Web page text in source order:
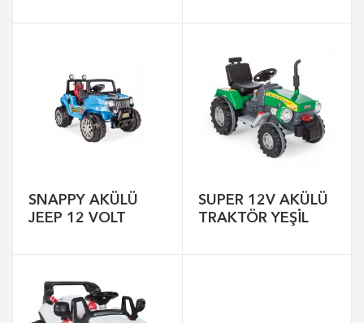
SNAPPY AKÜLÜ
JEEP 12 VOLT
SUPER 12V AKÜLÜ
TRAKTÖR YEŞİL